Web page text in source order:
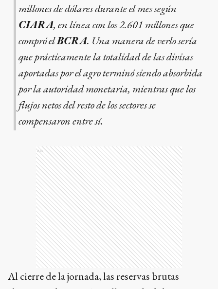
millones de dólares durante el mes según
CIARA, en línea con los 2.601 millones que
compró elBCRA. Una manera de verlo sería
que prácticamente la totalidad de las divisas
aportadas por el agro terminó siendo absorbida
por la autoridad monetaria, mientras que los
flujos netos del resto de los sectores se
compensaron entre sí.
Ads
Al cierre de la jornada, las reservas brutas